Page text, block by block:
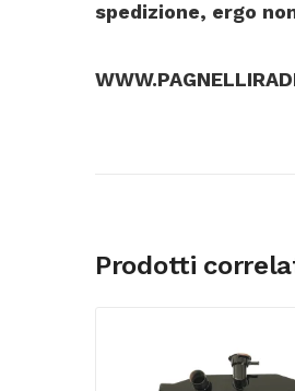
spedizione, ergo
Prodotti